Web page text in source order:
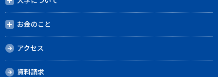
お金のこと
アクセス
資料請求